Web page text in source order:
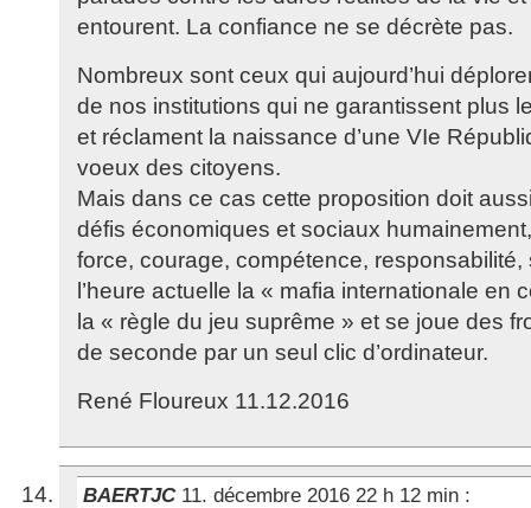
entourent. La confiance ne se décrète pas.
Nombreux sont ceux qui aujourd’hui
de nos institutions qui ne garantissent plus
et réclament la naissance d’une VIe
voeux des citoyens.
Mais dans ce cas cette proposition doit
défis économiques et sociaux
force, courage, compétence, responsabilité,
l’heure actuelle la « mafia internationale en
la « règle du jeu suprême » et se joue des
de seconde par un seul clic d’ordinateur.
René Floureux 11.12.2016
BAERTJC 11. décembre 2016 22 h 12 min :